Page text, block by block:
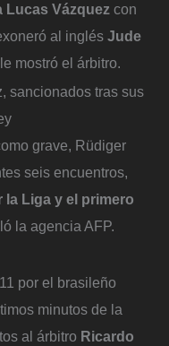
Lucas Vázquez con
al inglés Jude
mostró el árbitro.
sancionados tras sus
grave, Rüdiger
seis encuentros,
la Liga y el primero
la agencia AFP.
por el brasileño
minutos de la
al árbitro Ricardo